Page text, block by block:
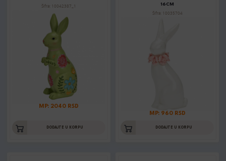
Šifra: 10042387_1
MP: 2040 RSD
DODAJTE U KORPU
16CM
Šifra: 10035704
MP: 960 RSD
DODAJTE U KORPU